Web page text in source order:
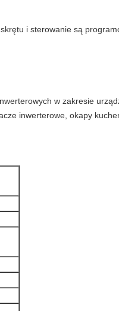
i sterowanie są
w zakresie
inwerterowe, okapy